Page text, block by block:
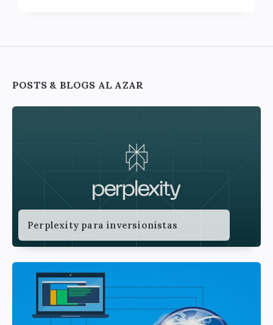
Widgets
POSTS & BLOGS AL AZAR
Perplexity para inversionistas